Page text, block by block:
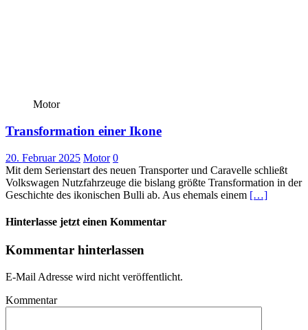
Motor
Transformation einer Ikone
20. Februar 2025 Motor 0
Mit dem Serienstart des neuen Transporter und Caravelle schließt
Volkswagen Nutzfahrzeuge die bislang größte Transformation in der
Geschichte des ikonischen Bulli ab. Aus ehemals einem […]
Hinterlasse jetzt einen Kommentar
Kommentar hinterlassen
E-Mail Adresse wird nicht veröffentlicht.
Kommentar